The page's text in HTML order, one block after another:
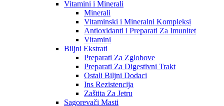
Vitamini i Minerali
Minerali
Vitaminski i Mineralni Kompleksi
Antioxidanti i Preparati Za Imunitet
Vitamini
Biljni Ekstrati
Preparati Za Zglobove
Preparati Za Digestivni Trakt
Ostali Biljni Dodaci
Ins Rezistencija
Zaštita Za Jetru
Sagorevači Masti